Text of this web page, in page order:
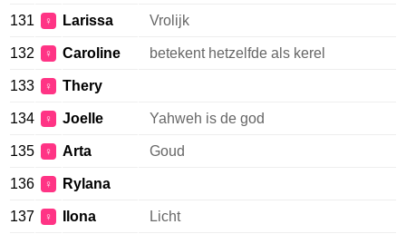
131 ♀ Larissa Vrolijk
132 ♀ Caroline betekent hetzelfde als kerel
133 ♀ Thery
134 ♀ Joelle Yahweh is de god
135 ♀ Arta Goud
136 ♀ Rylana
137 ♀ Ilona Licht